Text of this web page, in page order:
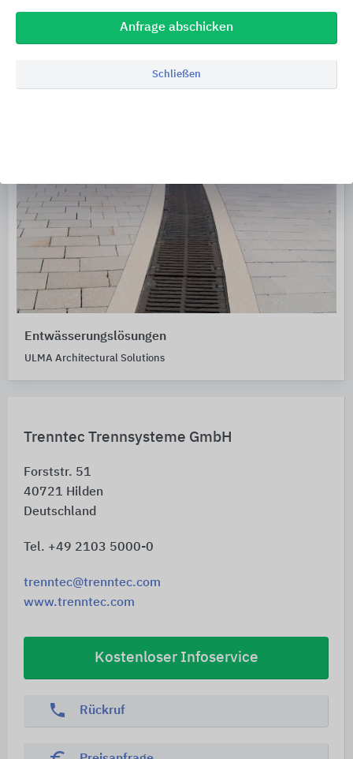
Trenntec Trennsysteme GmbH
Forststr. 51
40721 Hilden
Deutschland
Tel. +49 2103 5000-0
trenntec@trenntec.com
www.trenntec.com
Kostenloser Infoservice
phone Rückruf
Entwässerungslösungen
ULMA Architectural Solutions
Anfrage abschicken
Schließen